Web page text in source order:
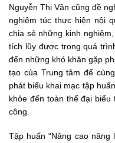
Nguyễn Thị Vân cũng đề
nghiêm túc thực hiện nội
chia sẻ những kinh
tích lũy được trong quá
đến những khó khăn gặp
tạo của Trung tâm để
phát biểu khai mạc tập
khỏe đến toàn thể đại
công.
Tập huấn “Nâng cao